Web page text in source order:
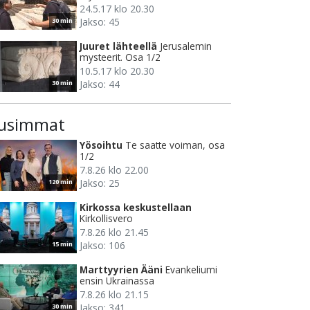
30 min
24.5.17 klo 20.30
Jakso: 45
30 min
Juuret lähteellä Jerusalemin
mysteerit. Osa 1/2
10.5.17 klo 20.30
Jakso: 44
120 min
Yösoihtu Te saatte voiman, osa
1/2
7.8.26 klo 22.00
Jakso: 25
15 min
Kirkossa keskustellaan
Kirkollisvero
7.8.26 klo 21.45
Jakso: 106
30 min
Marttyyrien Ääni Evankeliumi
ensin Ukrainassa
7.8.26 klo 21.15